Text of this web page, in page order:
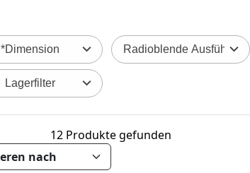
*Dimension Radioblende Ausführung
Lagerfilter
12 Produkte gefunden